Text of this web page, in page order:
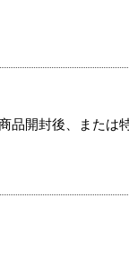
品開封後、または